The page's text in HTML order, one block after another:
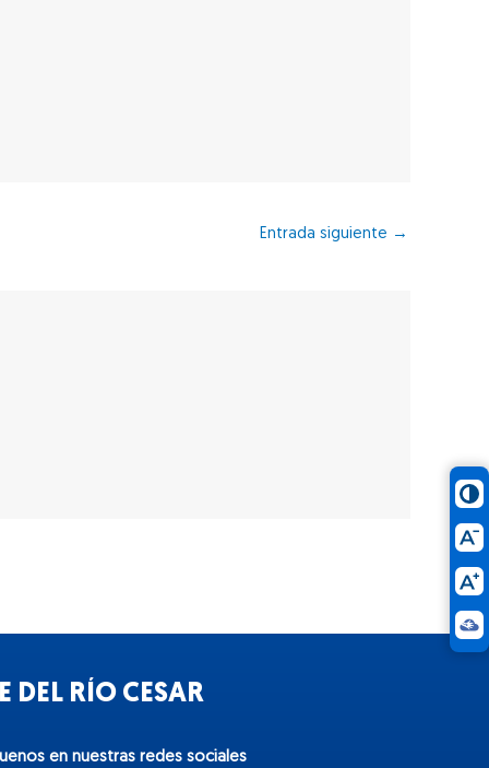
Entrada siguiente →
DEL RÍO CESAR
en nuestras redes sociales